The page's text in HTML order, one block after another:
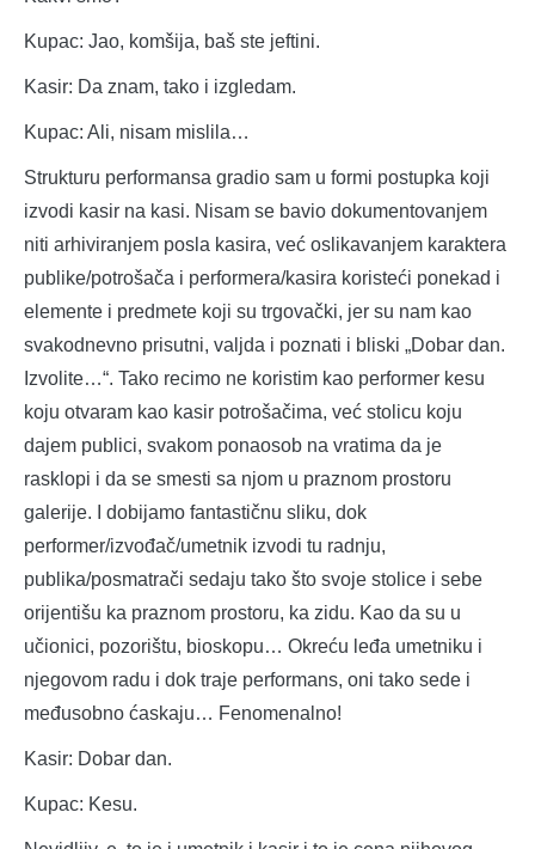
Kupac: Jao, komšija, baš ste jeftini.
Kasir: Da znam, tako i izgledam.
Kupac: Ali, nisam mislila…
Strukturu performansa gradio sam u formi postupka koji
izvodi kasir na kasi. Nisam se bavio dokumentovanjem
niti arhiviranjem posla kasira, već oslikavanjem karaktera
publike/potrošača i performera/kasira koristeći ponekad i
elemente i predmete koji su trgovački, jer su nam kao
svakodnevno prisutni, valjda i poznati i bliski „Dobar dan.
Izvolite…“. Tako recimo ne koristim kao performer kesu
koju otvaram kao kasir potrošačima, već stolicu koju
dajem publici, svakom ponaosob na vratima da je
rasklopi i da se smesti sa njom u praznom prostoru
galerije. I dobijamo fantastičnu sliku, dok
performer/izvođač/umetnik izvodi tu radnju,
publika/posmatrači sedaju tako što svoje stolice i sebe
orijentišu ka praznom prostoru, ka zidu. Kao da su u
učionici, pozorištu, bioskopu… Okreću leđa umetniku i
njegovom radu i dok traje performans, oni tako sede i
međusobno ćaskaju… Fenomenalno!
Kasir: Dobar dan.
Kupac: Kesu.